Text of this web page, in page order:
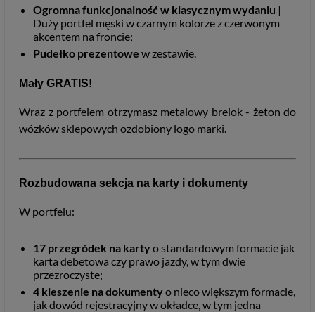
Ogromna funkcjonalność w klasycznym wydaniu |
Duży portfel męski w czarnym kolorze z czerwonym
akcentem na froncie;
Pudełko prezentowe w zestawie.
Mały GRATIS!
Wraz z portfelem otrzymasz metalowy brelok - żeton do
wózków sklepowych ozdobiony logo marki.
Rozbudowana sekcja na karty i dokumenty
W portfelu:
17 przegródek na kartyo standardowym formacie jak
karta debetowa czy prawo jazdy, w tym dwie
przezroczyste;
4 kieszenie na dokumentyo nieco większym formacie,
jak dowód rejestracyjny w okładce, w tym jedna